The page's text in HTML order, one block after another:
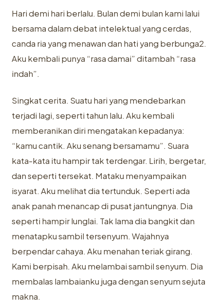
Hari demi hari berlalu. Bulan demi bulan kami lalui
bersama dalam debat intelektual yang cerdas,
canda ria yang menawan dan hati yang berbunga2.
Aku kembali punya “rasa damai” ditambah “rasa
indah”.
Singkat cerita. Suatu hari yang mendebarkan
terjadi lagi, seperti tahun lalu. Aku kembali
memberanikan diri mengatakan kepadanya:
“kamu cantik. Aku senang bersamamu”. Suara
kata-kata itu hampir tak terdengar. Lirih, bergetar,
dan seperti tersekat. Mataku menyampaikan
isyarat. Aku melihat dia tertunduk. Seperti ada
anak panah menancap di pusat jantungnya. Dia
seperti hampir lunglai. Tak lama dia bangkit dan
menatapku sambil tersenyum. Wajahnya
berpendar cahaya. Aku menahan teriak girang.
Kami berpisah. Aku melambai sambil senyum. Dia
membalas lambaianku juga dengan senyum sejuta
makna.